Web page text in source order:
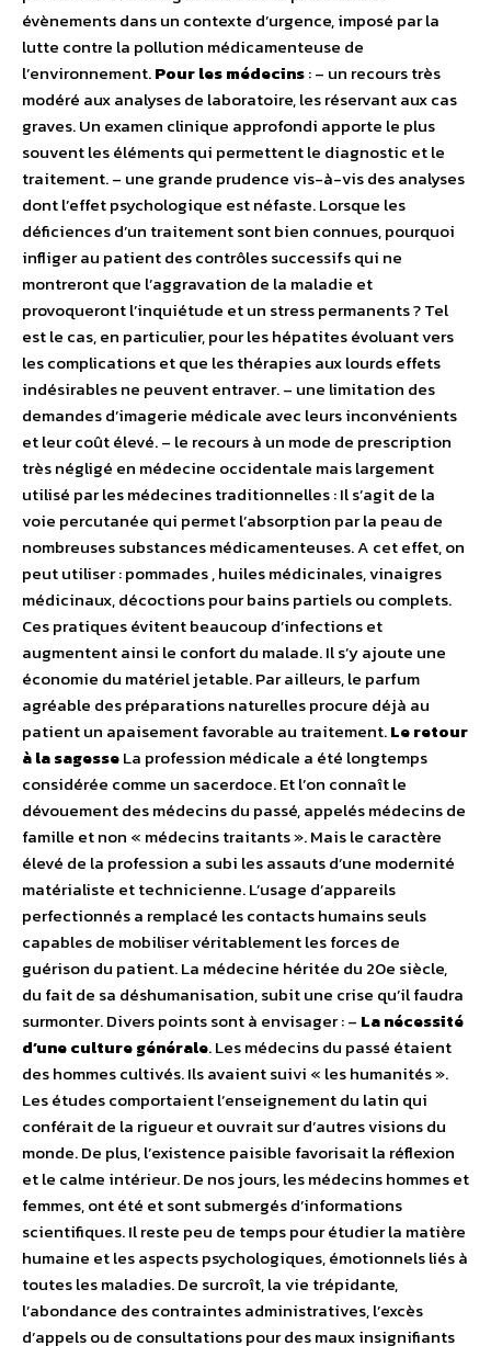
évènements dans un contexte d’urgence, imposé par la
lutte contre la pollution médicamenteuse de
l’environnement.Pour les médecins: – un recours très
modéré aux analyses de laboratoire, les réservant aux cas
graves. Un examen clinique approfondi apporte le plus
souvent les éléments qui permettent le diagnostic et le
traitement. – une grande prudence vis-à-vis des analyses
dont l’effet psychologique est néfaste. Lorsque les
déficiences d’un traitement sont bien connues, pourquoi
infliger au patient des contrôles successifs qui ne
montreront que l’aggravation de la maladie et
provoqueront l’inquiétude et un stress permanents ? Tel
est le cas, en particulier, pour les hépatites évoluant vers
les complications et que les thérapies aux lourds effets
indésirables ne peuvent entraver. – une limitation des
demandes d’imagerie médicale avec leurs inconvénients
et leur coût élevé. – le recours à un mode de prescription
très négligé en médecine occidentale mais largement
utilisé par les médecines traditionnelles : Il s’agit de la
voie percutanée qui permet l’absorption par la peau de
nombreuses substances médicamenteuses. A cet effet, on
peut utiliser : pommades , huiles médicinales, vinaigres
médicinaux, décoctions pour bains partiels ou complets.
Ces pratiques évitent beaucoup d’infections et
augmentent ainsi le confort du malade. Il s’y ajoute une
économie du matériel jetable. Par ailleurs, le parfum
agréable des préparations naturelles procure déjà au
patient un apaisement favorable au traitement.Le retour
à la sagesseLa profession médicale a été longtemps
considérée comme un sacerdoce. Et l’on connaît le
dévouement des médecins du passé, appelés médecins de
famille et non « médecins traitants ». Mais le caractère
élevé de la profession a subi les assauts d’une modernité
matérialiste et technicienne. L’usage d’appareils
perfectionnés a remplacé les contacts humains seuls
capables de mobiliser véritablement les forces de
guérison du patient. La médecine héritée du 20e siècle,
du fait de sa déshumanisation, subit une crise qu’il faudra
surmonter. Divers points sont à envisager : – La nécessité
d’une culture générale. Les médecins du passé étaient
des hommes cultivés. Ils avaient suivi « les humanités ».
Les études comportaient l’enseignement du latin qui
conférait de la rigueur et ouvrait sur d’autres visions du
monde. De plus, l’existence paisible favorisait la réflexion
et le calme intérieur. De nos jours, les médecins hommes et
femmes, ont été et sont submergés d’informations
scientifiques. Il reste peu de temps pour étudier la matière
humaine et les aspects psychologiques, émotionnels liés à
toutes les maladies. De surcroît, la vie trépidante,
l’abondance des contraintes administratives, l’excès
d’appels ou de consultations pour des maux insignifiants